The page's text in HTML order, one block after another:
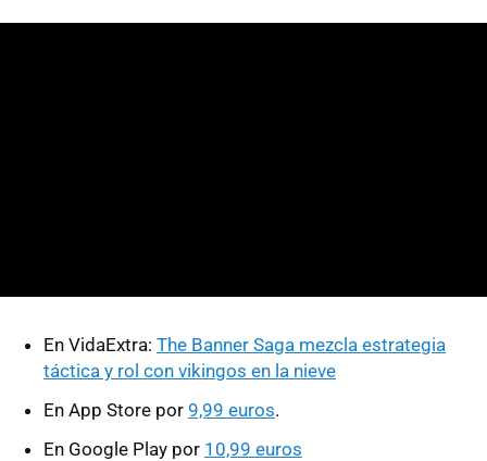
En VidaExtra: The Banner Saga mezcla estrategia
táctica y rol con vikingos en la nieve
En App Store por 9,99 euros.
En Google Play por 10,99 euros